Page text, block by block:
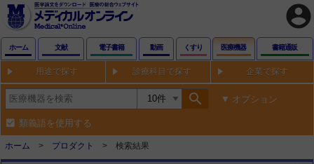
account_circle
ホーム 文献 電子書籍 動画 くすり 医療機器 書籍通販
用途で探す 診療科目で探す 企業で探す
search オプション
類義語を使用する
ホーム プロダクト 検索結果